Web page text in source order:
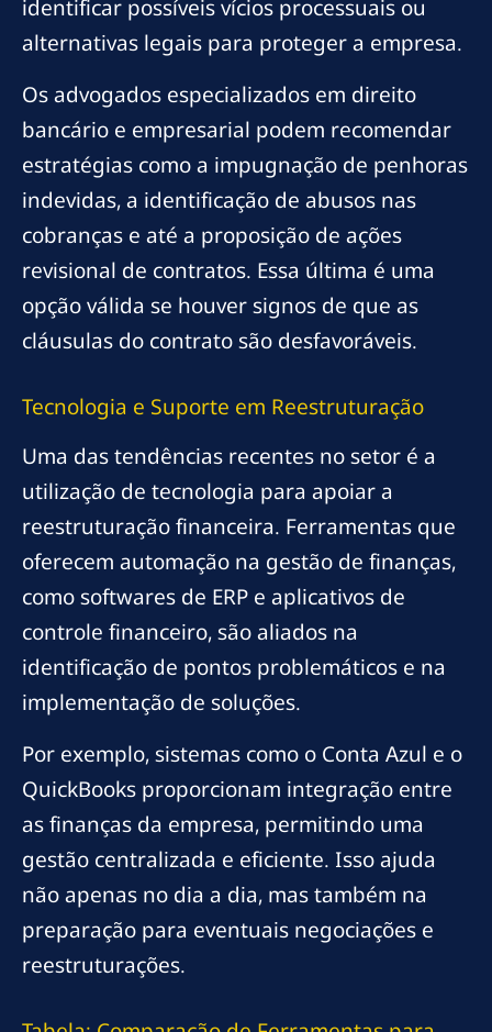
identificar possíveis vícios processuais ou
alternativas legais para proteger a empresa.
Os advogados especializados em direito
bancário e empresarial podem recomendar
estratégias como a impugnação de penhoras
indevidas, a identificação de abusos nas
cobranças e até a proposição de ações
revisional de contratos. Essa última é uma
opção válida se houver signos de que as
cláusulas do contrato são desfavoráveis.
Tecnologia e Suporte em Reestruturação
Uma das tendências recentes no setor é a
utilização de tecnologia para apoiar a
reestruturação financeira. Ferramentas que
oferecem automação na gestão de finanças,
como softwares de ERP e aplicativos de
controle financeiro, são aliados na
identificação de pontos problemáticos e na
implementação de soluções.
Por exemplo, sistemas como o Conta Azul e o
QuickBooks proporcionam integração entre
as finanças da empresa, permitindo uma
gestão centralizada e eficiente. Isso ajuda
não apenas no dia a dia, mas também na
preparação para eventuais negociações e
reestruturações.